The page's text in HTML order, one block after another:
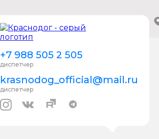
+7 988 505 2 505
диспетчер
krasnodog_official@mail.ru
диспетчер